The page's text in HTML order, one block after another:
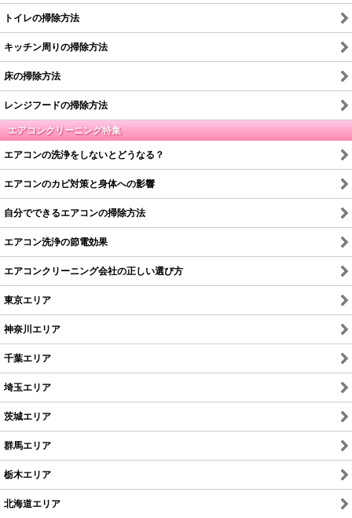
トイレの掃除方法
キッチン周りの掃除方法
床の掃除方法
レンジフードの掃除方法
エアコンクリーニング特集
エアコンの洗浄をしないとどうなる？
エアコンのカビ対策と身体への影響
自分でできるエアコンの掃除方法
エアコン洗浄の節電効果
エアコンクリーニング会社の正しい選び方
東京エリア
神奈川エリア
千葉エリア
埼玉エリア
茨城エリア
群馬エリア
栃木エリア
北海道エリア